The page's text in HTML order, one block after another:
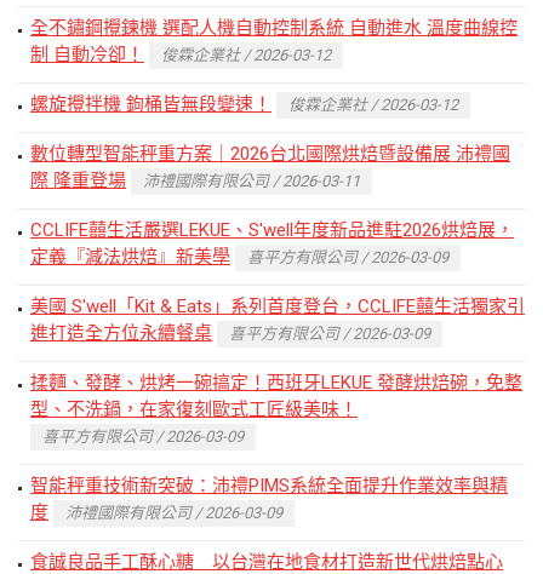
全不鏽鋼攪鍊機 選配人機自動控制系統 自動進水 溫度曲線控
制 自動冷卻！
俊霖企業社 / 2026-03-12
螺旋攪拌機 鉤桶皆無段變速！ 俊霖企業社 / 2026-03-12
數位轉型智能秤重方案｜2026台北國際烘焙暨設備展 沛禮國
際 隆重登場
沛禮國際有限公司 / 2026-03-11
CCLIFE囍生活嚴選LEKUE、S'well年度新品進駐2026烘焙展，
定義『減法烘焙』新美學
喜平方有限公司 / 2026-03-09
美國 S'well「Kit & Eats」系列首度登台，CCLIFE囍生活獨家引
進打造全方位永續餐桌
喜平方有限公司 / 2026-03-09
揉麵、發酵、烘烤一碗搞定！西班牙LEKUE 發酵烘焙碗，免整
型、不洗鍋，在家復刻歐式工匠級美味！
喜平方有限公司 / 2026-03-09
智能秤重技術新突破：沛禮PIMS系統全面提升作業效率與精
度
沛禮國際有限公司 / 2026-03-09
食誠良品手工酥心糖 以台灣在地食材打造新世代烘焙點心